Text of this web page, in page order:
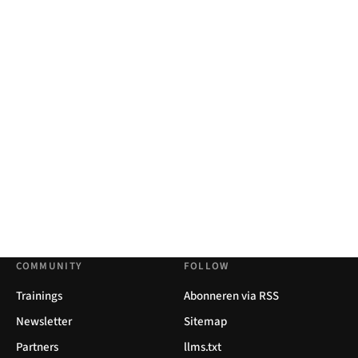
COMMUNITY
Trainings
Newsletter
Partners
FOLLOW
Abonneren via RSS
Sitemap
llms.txt